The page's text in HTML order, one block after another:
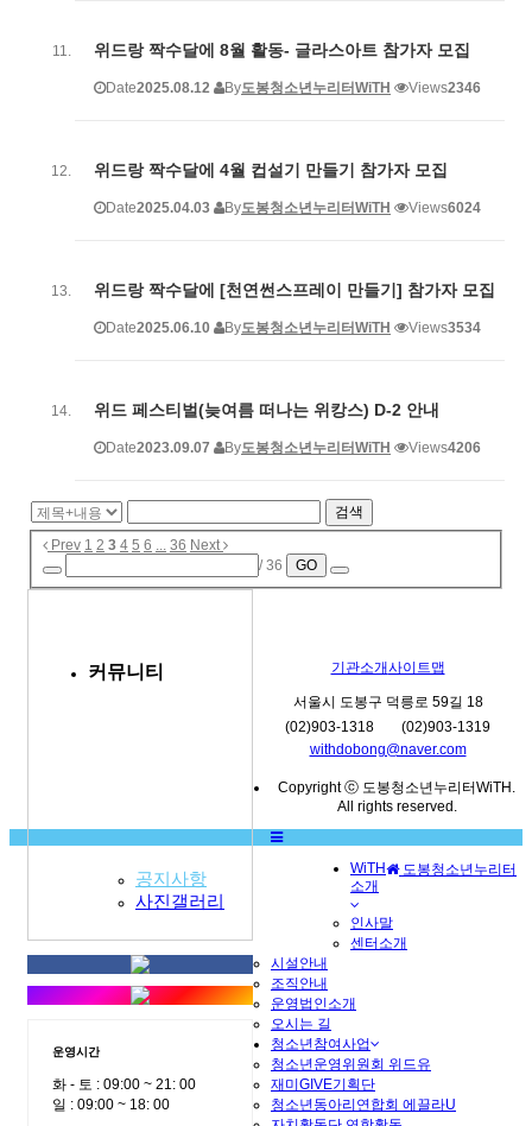
위드랑 짝수달에 8월 활동- 글라스아트 참가자 모집
Date2025.08.12 By도봉청소년누리터WiTH Views2346
위드랑 짝수달에 4월 컵설기 만들기 참가자 모집
Date2025.04.03 By도봉청소년누리터WiTH Views6024
위드랑 짝수달에 [천연썬스프레이 만들기] 참가자 모집
Date2025.06.10 By도봉청소년누리터WiTH Views3534
위드 페스티벌(늦여름 떠나는 위캉스) D-2 안내
Date2023.09.07 By도봉청소년누리터WiTH Views4206
검색
Prev 1 2 3 4 5 6 ... 36 Next
/ 36
GO
커뮤니티
공지사항
사진갤러리
운영시간
화 - 토 : 09:00 ~ 21: 00
일 : 09:00 ~ 18: 00
기관소개사이트맵
서울시 도봉구 덕릉로 59길 18
(02)903-1318
(02)903-1319
withdobong@naver.com
Copyright ⓒ 도봉청소년누리터WiTH.
All rights reserved.
도봉청소년누리터
WiTH
소개
인사말
센터소개
시설안내
조직안내
운영법인소개
오시는 길
청소년참여사업
청소년운영위원회 위드유
재미GIVE기획단
청소년동아리연합회 에끌라U